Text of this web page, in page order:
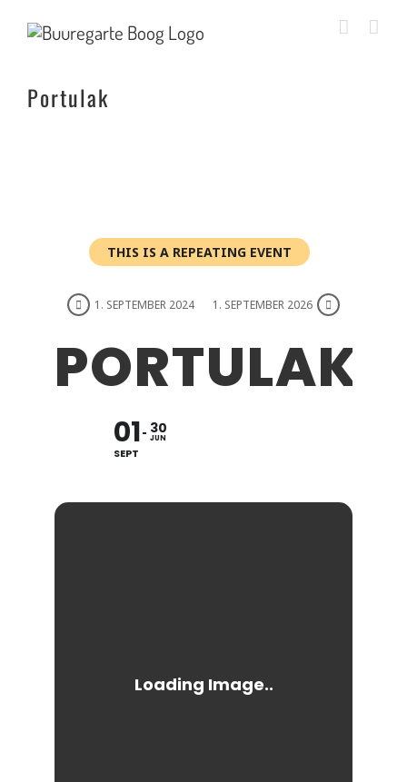
Inhalt
Portulak
THIS IS A REPEATING EVENT
1. SEPTEMBER 2024 1. SEPTEMBER 2026
PORTULAK
01
SEPT
30
JUN